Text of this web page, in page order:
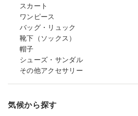
スカート
ワンピース
バッグ・リュック
靴下（ソックス）
帽子
シューズ・サンダル
その他アクセサリー
気候から探す